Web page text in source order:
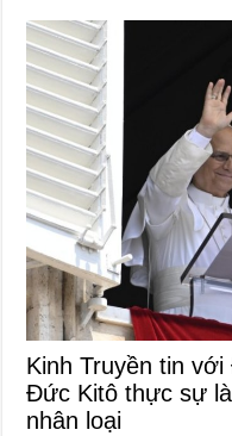
Kinh Truyền tin
Đức Kitô thực sự
nhân loại